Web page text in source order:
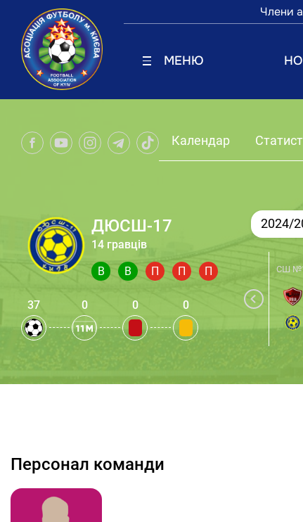
Члени
МЕНЮ
Календар
ДЮСШ-17
14 гравців
В В П П П
37 0 0 0
2024/
СШ
Персонал команди